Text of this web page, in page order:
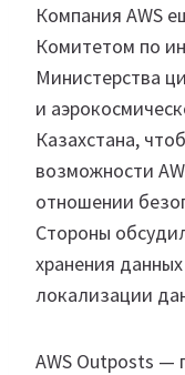
Компания AWS
Комитетом по
Министерства
и
Казахстана,
возможности
отношении
Стороны
хранения
локализации
AWS Outposts —